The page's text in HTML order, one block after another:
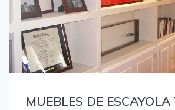
MUEBLES DE